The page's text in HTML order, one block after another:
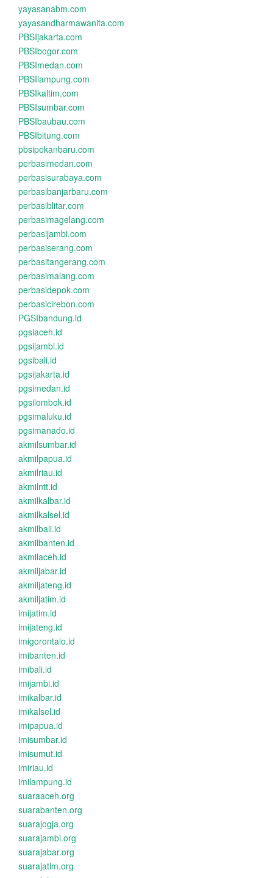
yayasanabm.com
yayasandharmawanita.com
PBSIjakarta.com
PBSIbogor.com
PBSImedan.com
PBSIlampung.com
PBSIkaltim.com
PBSIsumbar.com
PBSIbaubau.com
PBSIbitung.com
pbsipekanbaru.com
perbasimedan.com
perbasisurabaya.com
perbasibanjarbaru.com
perbasiblitar.com
perbasimagelang.com
perbasijambi.com
perbasiserang.com
perbasitangerang.com
perbasimalang.com
perbasidepok.com
perbasicirebon.com
PGSIbandung.id
pgsiaceh.id
pgsijambi.id
pgsibali.id
pgsijakarta.id
pgsimedan.id
pgsilombok.id
pgsimaluku.id
pgsimanado.id
akmilsumbar.id
akmilpapua.id
akmilriau.id
akmilntt.id
akmilkalbar.id
akmilkalsel.id
akmilbali.id
akmilbanten.id
akmilaceh.id
akmiljabar.id
akmiljateng.id
akmiljatim.id
imijatim.id
imijateng.id
imigorontalo.id
imibanten.id
imibali.id
imijambi.id
imikalbar.id
imikalsel.id
imipapua.id
imisumbar.id
imisumut.id
imiriau.id
imilampung.id
suaraaceh.org
suarabanten.org
suarajogja.org
suarajambi.org
suarajabar.org
suarajatim.org